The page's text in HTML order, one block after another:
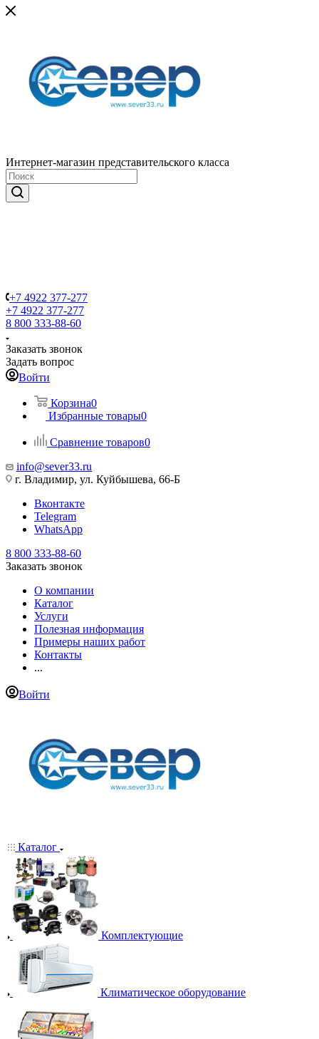
Интернет-магазин представительского класса
+7 4922 377-277
+7 4922 377-277
8 800 333-88-60
Заказать звонок
Задать вопрос
Войти
Корзина0
Избранные товары0
Сравнение товаров0
info@sever33.ru
г. Владимир, ул. Куйбышева, 66-Б
Вконтакте
Telegram
WhatsApp
8 800 333-88-60
Заказать звонок
О компании
Каталог
Услуги
Полезная информация
Примеры наших работ
Контакты
...
Войти
Каталог
Комплектующие
Климатическое оборудование